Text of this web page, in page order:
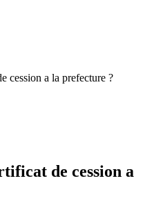
cession a la prefecture ?
de cession a